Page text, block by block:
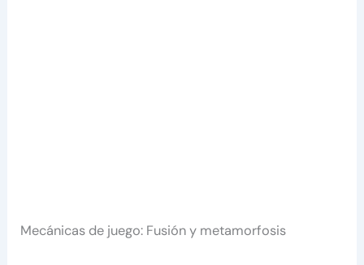
Mecánicas de juego: Fusión y metamorfosis